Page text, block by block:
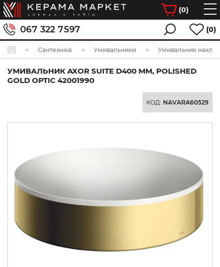
(0)
067 322 7597 (0)
Сантехніка Умивальники Умивальник
УМИВАЛЬНИК AXOR SUITE D400 ММ, POLISHED
GOLD OPTIC 42001990
КОД: NAVARA60529